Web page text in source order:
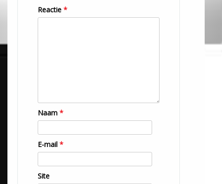
Reactie *
Naam *
E-mail *
Site